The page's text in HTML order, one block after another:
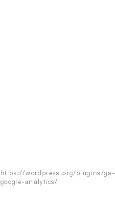
https://wordpress.org/plugins/ga-
google-analytics/